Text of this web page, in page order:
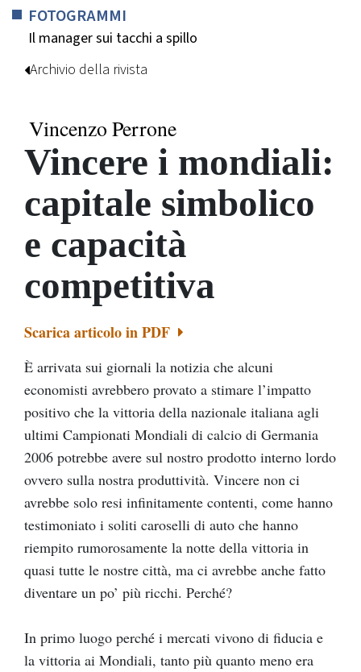
FOTOGRAMMI
Il manager sui tacchi a spillo
Archivio della rivista
Vincenzo Perrone
Vincere i mondiali:
capitale simbolico
e capacità
competitiva
Scarica articolo in PDF
È arrivata sui giornali la notizia che alcuni
economisti avrebbero provato a stimare l’impatto
positivo che la vittoria della nazionale italiana agli
ultimi Campionati Mondiali di calcio di Germania
2006 potrebbe avere sul nostro prodotto interno lordo
ovvero sulla nostra produttività. Vincere non ci
avrebbe solo resi infinitamente contenti, come hanno
testimoniato i soliti caroselli di auto che hanno
riempito rumorosamente la notte della vittoria in
quasi tutte le nostre città, ma ci avrebbe anche fatto
diventare un po’ più ricchi. Perché?
In primo luogo perché i mercati vivono di fiducia e
la vittoria ai Mondiali, tanto più quanto meno era